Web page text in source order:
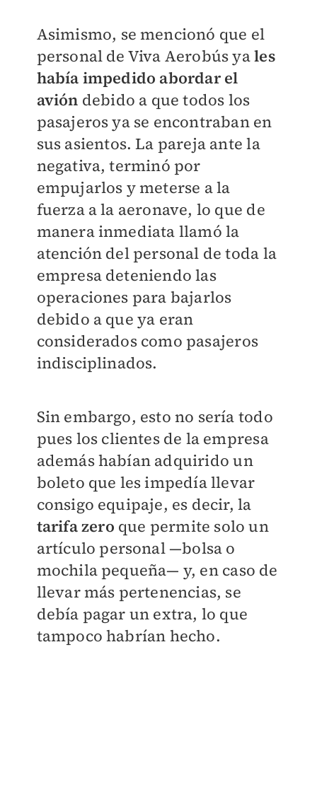
Asimismo, se mencionó que el
personal de Viva Aerobús yales
había impedido abordar el
avión debido a que todos los
pasajeros ya se encontraban en
sus asientos. La pareja ante la
negativa, terminó por
empujarlos y meterse a la
fuerza a la aeronave, lo que de
manera inmediata llamó la
atención del personal de toda la
empresa deteniendo las
operaciones para bajarlos
debido a que ya eran
considerados como pasajeros
indisciplinados.
Sin embargo, esto no sería todo
pues los clientes de la empresa
además habían adquirido un
boleto que les impedía llevar
consigo equipaje, es decir, la
tarifa zero que permite solo un
artículo personal —bolsa o
mochila pequeña— y, en caso de
llevar más pertenencias, se
debía pagar un extra, lo que
tampoco habrían hecho.